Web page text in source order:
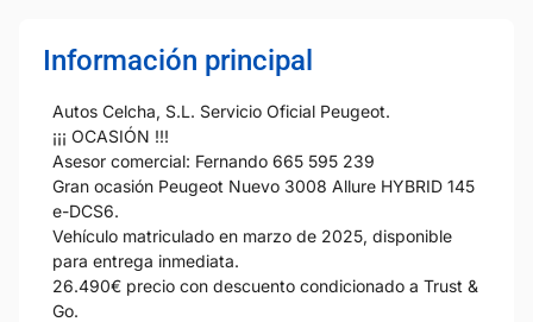
Información principal
Autos Celcha, S.L. Servicio Oficial Peugeot.
¡¡¡ OCASIÓN !!!
Asesor comercial: Fernando 665 595 239
Gran ocasión Peugeot Nuevo 3008 Allure HYBRID 145
e-DCS6.
Vehículo matriculado en marzo de 2025, disponible
para entrega inmediata.
26.490€ precio con descuento condicionado a Trust &
Go.